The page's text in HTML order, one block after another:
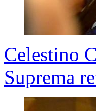
Celestino
Suprema